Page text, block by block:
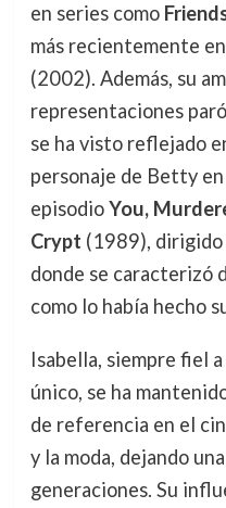
en series como
más recientemente en
(2002). Además, su
representaciones
se ha visto reflejado
personaje de Betty
episodioYou,
Crypt (1989),
donde se caracterizó
como lo había hecho
Isabella, siempre fiel
único, se ha
de referencia en el
y la moda, dejando
generaciones. Su